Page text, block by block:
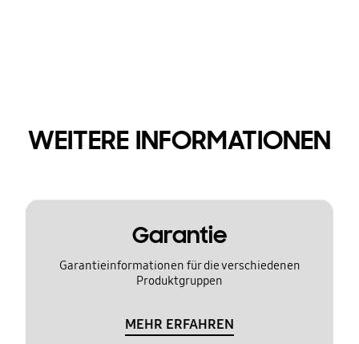
WEITERE INFORMATIONEN
Garantie
Garantieinformationen für die verschiedenen
Produktgruppen
MEHR ERFAHREN